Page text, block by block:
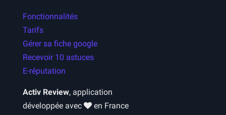
Fonctionnalités
Tarifs
Gérer sa fiche google
Recevoir 10 astuces
E-réputation
Activ Review, application
développée avec
en France